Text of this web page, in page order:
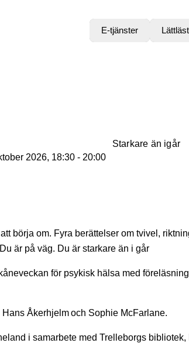
E-tjänster
Lättläst
Starkare än igår
2026, 18:30 - 20:00
börja om. Fyra berättelser om tvivel,
är på väg. Du är starkare än i går
för psykisk hälsa med
Åkerhjelm och Sophie McFarlane.
i samarbete med Trelleborgs